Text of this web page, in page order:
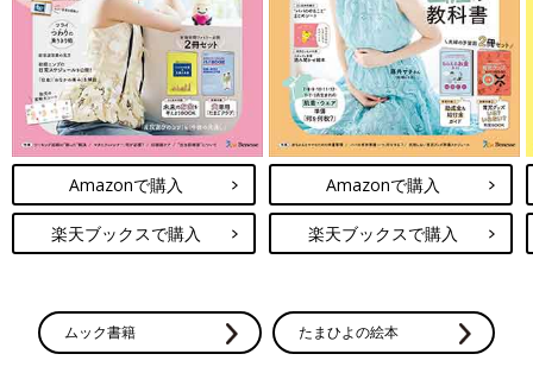
Amazonで購入
楽天ブックスで購入
Amazonで購入
楽天ブックスで購入
ムック書籍 たまひよの絵本